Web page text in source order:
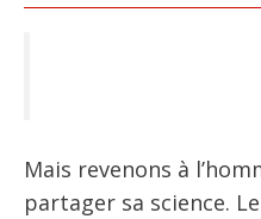
Mais revenons à
partager sa science.